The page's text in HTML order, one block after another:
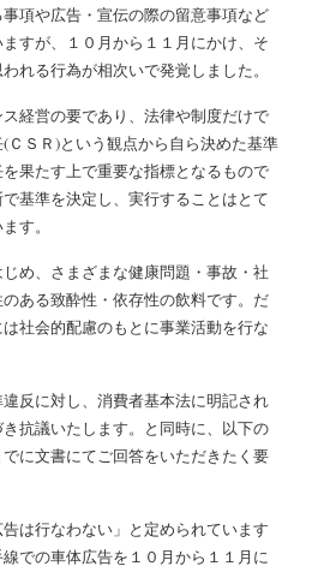
項や広告・宣伝の際の留意事項など
すが、１０月から１１月にかけ、そ
れる行為が相次いで発覚しました。
経営の要であり、法律や制度だけで
ＣＳＲ)という観点から自ら決めた基準
果たす上で重要な指標となるもので
基準を決定し、実行することはとて
す。
め、さまざまな健康問題・事故・社
ある致酔性・依存性の飲料です。だ
社会的配慮のもとに事業活動を行な
反に対し、消費者基本法に明記され
抗議いたします。と同時に、以下の
に文書にてご回答をいただきたく要
は行なわない」と定められています
での車体広告を１０月から１１月に